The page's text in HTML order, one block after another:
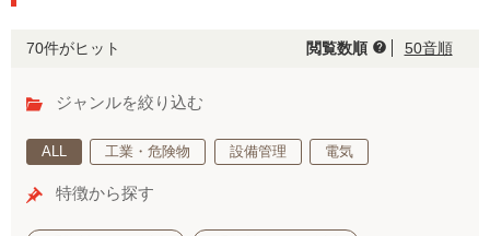
70件がヒット 閲覧数順 help 50音順
ジャンルを絞り込む
ALL 工業・危険物 設備管理 電気
特徴から探す